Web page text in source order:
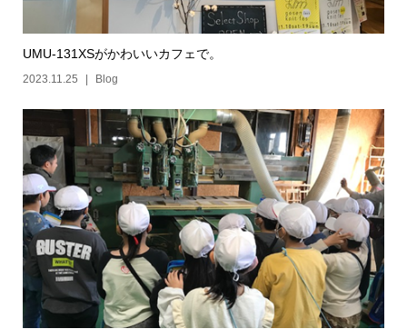
UMU-131XSがかわいいカフェで。
2023.11.25 Blog